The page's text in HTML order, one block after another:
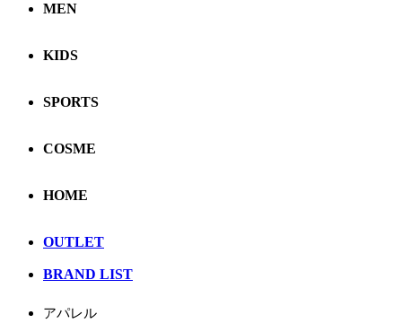
MEN
KIDS
SPORTS
COSME
HOME
OUTLET
BRAND LIST
アパレル